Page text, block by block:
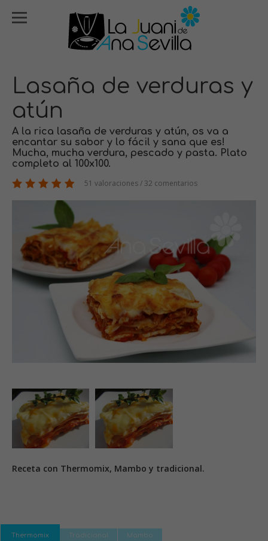
Lasaña de verduras y
atún
A la rica lasaña de verduras y atún, os va a
encantar su sabor y lo fácil y sana que es!
Mucha, mucha verdura, pescado y pasta. Plato
completo al 100x100.
51 valoraciones / 32 comentarios
Receta con Thermomix, Mambo y tradicional.
Thermomix Tradicional Mambo